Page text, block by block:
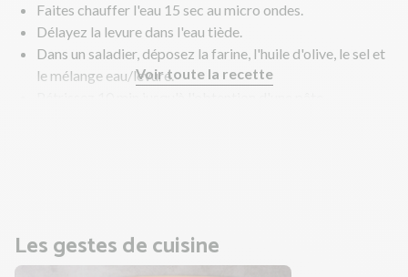
Faites chauffer l'eau 15 sec au micro ondes.
Délayez la levure dans l'eau tiède.
Dans un saladier, déposez la farine, l'huile d'olive, le sel et
le mélange eau/levure.Voir toute la recette
Les gestes de cuisine